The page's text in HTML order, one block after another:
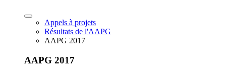
Appels à projets
Résultats de l'AAPG
AAPG 2017
AAPG 2017